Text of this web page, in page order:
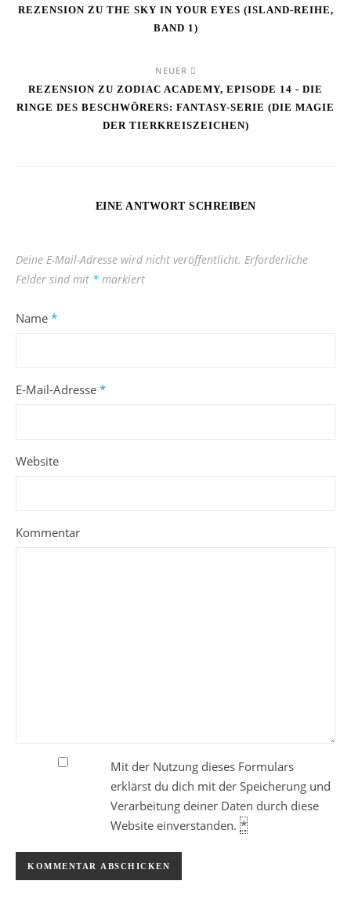
REZENSION ZU THE SKY IN YOUR EYES (ISLAND-REIHE,
BAND 1)
NEUER
REZENSION ZU ZODIAC ACADEMY, EPISODE 14 - DIE
RINGE DES BESCHWÖRERS: FANTASY-SERIE (DIE MAGIE
DER TIERKREISZEICHEN)
EINE ANTWORT SCHREIBEN
Deine E-Mail-Adresse wird nicht veröffentlicht. Erforderliche
Felder sind mit * markiert
Name *
E-Mail-Adresse *
Website
Kommentar
Mit der Nutzung dieses Formulars
erklärst du dich mit der Speicherung und
Verarbeitung deiner Daten durch diese
Website einverstanden. *